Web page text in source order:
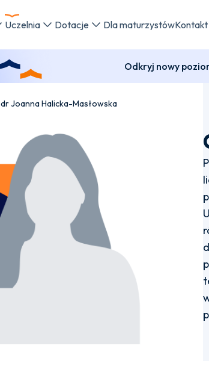
Uczelnia Dotacje Dla maturzystówKontakt
Odkryj nowy
dr Joanna Halicka-Masłowska